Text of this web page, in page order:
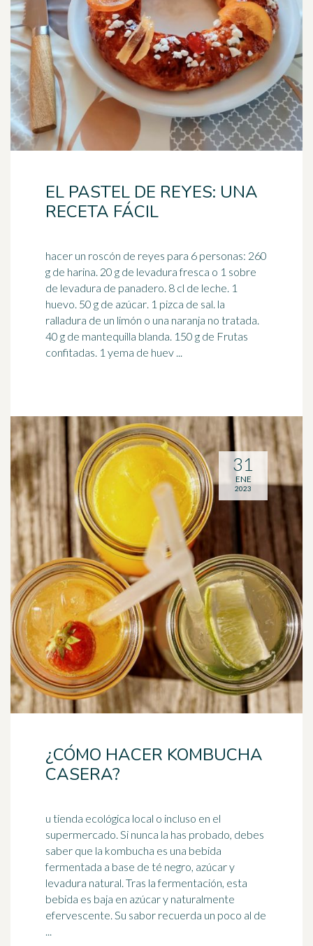
EL PASTEL DE REYES: UNA
RECETA FÁCIL
hacer un roscón de reyes para 6 personas: 260
g de harina. 20 g de levadura fresca o 1 sobre
de levadura de panadero. 8 cl de leche. 1
huevo. 50 g de azúcar. 1 pizca de sal. la
ralladura de un limón o una naranja no tratada.
40 g de mantequilla blanda. 150 g de Frutas
confitadas. 1 yema de huev ...
¿CÓMO HACER KOMBUCHA
CASERA?
u tienda ecológica local o incluso en el
supermercado. Si nunca la has probado, debes
saber que la kombucha es una bebida
fermentada a base de té negro, azúcary
levadura natural. Tras la fermentación, esta
bebida es baja en azúcar y naturalmente
efervescente. Su sabor recuerda un poco al de
...
31
ENE
2023